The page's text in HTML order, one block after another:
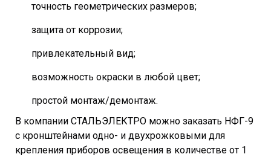
точность геометрических размеров;
защита от коррозии;
привлекательный вид;
возможность окраски в любой цвет;
простой монтаж/демонтаж.
В компании СТАЛЬЭЛЕКТРО можно заказать НФГ-9
с кронштейнами одно- и двухрожковыми для
крепления приборов освещения в количестве от 1